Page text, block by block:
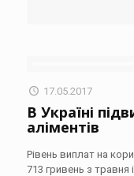
17.05.2017
В Україні
аліментів
Рівень виплат на
713 гривень з травня